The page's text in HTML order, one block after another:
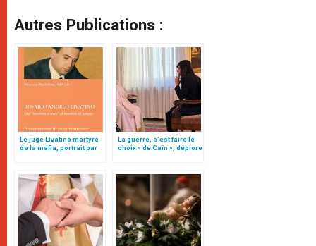
Autres Publications :
Le juge Livatino martyre
de la mafia, portrait par
La guerre, c’est faire le
choix « de Caïn », déplore